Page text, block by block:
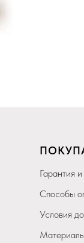
Гарантия
Способы
Условия